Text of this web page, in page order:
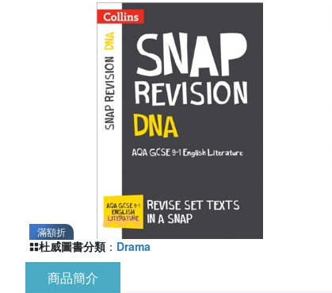
滿額折
杜威圖書分類 ： Drama
商品簡介